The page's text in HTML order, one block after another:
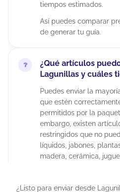
tiempos estimados.
Así puedes comparar
de generar tu guía.
¿Qué artículos
Lagunillas y cuáles
Puedes enviar la
que estén
permitidos por la
embargo, existen
restringidos que no
líquidos, jabones,
madera, cerámica,
armas artificiales,
¿Listo para enviar desde